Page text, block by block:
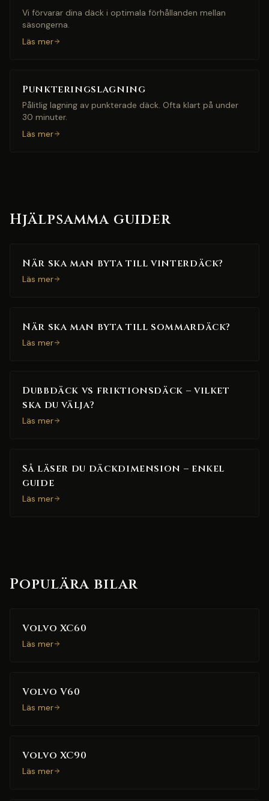
Vi förvarar dina däck i optimala förhållanden mellan
säsongerna.
Läs mer
Punkteringslagning
Pålitlig lagning av punkterade däck. Ofta klart på under
30 minuter.
Läs mer
Hjälpsamma guider
När ska man byta till vinterdäck?
Läs mer
När ska man byta till sommardäck?
Läs mer
Dubbdäck vs friktionsdäck – vilket
ska du välja?
Läs mer
Så läser du däckdimension – enkel
guide
Läs mer
Populära bilar
Volvo XC60
Läs mer
Volvo V60
Läs mer
Volvo XC90
Läs mer